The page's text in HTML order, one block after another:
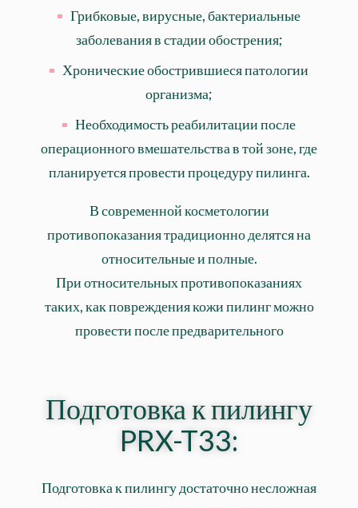
Грибковые, вирусные, бактериальные
заболевания в стадии обострения;
Хронические обострившиеся патологии
организма;
Необходимость реабилитации после
операционного вмешательства в той зоне, где
планируется провести процедуру пилинга.
В современной косметологии
противопоказания традиционно делятся на
относительные и полные.
При относительных противопоказаниях
таких, как повреждения кожи пилинг можно
провести после предварительного
Подготовка к пилингу
PRX-T33:
Подготовка к пилингу достаточно несложная